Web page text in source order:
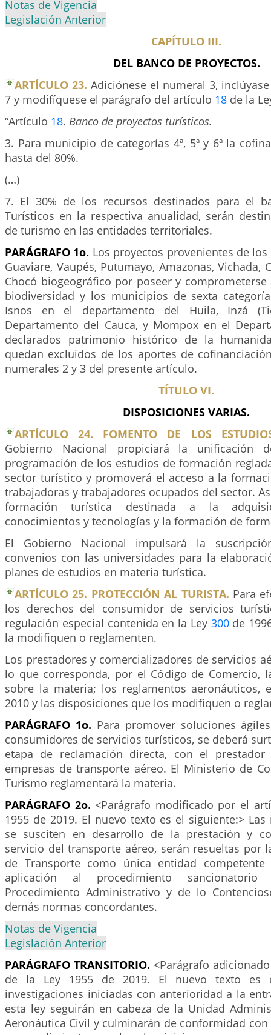
Notas de Vigencia
Legislación Anterior
CAPÍTULO III.
DEL BANCO DE PROYECTOS.
ARTÍCULO 23. Adiciónese el numeral 3,
7 y modifíquese el parágrafo del artículo 18 de la
“Artículo 18. Banco de proyectos turísticos.
3. Para municipio de categorías 4ª, 5ª y 6ª la
hasta del 80%.
(…)
7. El 30% de los recursos destinados para el
Turísticos en la respectiva anualidad, serán
de turismo en las entidades territoriales.
PARÁGRAFO 1o. Los proyectos provenientes de
Guaviare, Vaupés, Putumayo, Amazonas, Vichada,
Chocó biogeográfico por poseer y
biodiversidad y los municipios de sexta
Isnos en el departamento del Huila, Inzá
Departamento del Cauca, y Mompox en el
declarados patrimonio histórico de la
quedan excluidos de los aportes de
numerales 2 y 3 del presente artículo.
TÍTULO VI.
DISPOSICIONES VARIAS.
ARTÍCULO 24. FOMENTO DE LOS
Gobierno Nacional propiciará la unificación
programación de los estudios de formación
sector turístico y promoverá el acceso a la
trabajadoras y trabajadores ocupados del sector.
formación turística destinada a la
conocimientos y tecnologías y la formación de
El Gobierno Nacional impulsará la
convenios con las universidades para la
planes de estudios en materia turística.
ARTÍCULO 25. PROTECCIÓN AL TURISTA. Para
los derechos del consumidor de servicios
regulación especial contenida en la Ley 300de
la modifiquen o reglamenten.
Los prestadores y comercializadores de servicios
lo que corresponda, por el Código de Comercio,
sobre la materia; los reglamentos aeronáuticos,
2010 y las disposiciones que los modifiquen o
PARÁGRAFO 1o. Para promover soluciones
consumidores de servicios turísticos, se deberá
etapa de reclamación directa, con el
empresas de transporte aéreo. El Ministerio de
Turismo reglamentará la materia.
PARÁGRAFO 2o. <Parágrafo modificado por el
1955 de 2019. El nuevo texto es el siguiente:>
se susciten en desarrollo de la prestación y
servicio del transporte aéreo, serán resueltas por
de Transporte como única entidad
aplicación al procedimiento
Procedimiento Administrativo y de lo
demás normas concordantes.
Notas de Vigencia
Legislación Anterior
PARÁGRAFO TRANSITORIO. <Parágrafo
de la Ley 1955 de 2019. El nuevo texto es
investigaciones iniciadas con anterioridad a la
esta ley seguirán en cabeza de la Unidad
Aeronáutica Civil y culminarán de conformidad